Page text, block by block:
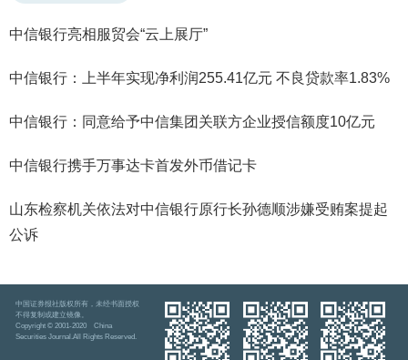
中信银行亮相服贸会“云上展厅”
中信银行：上半年实现净利润255.41亿元 不良贷款率1.83%
中信银行：同意给予中信集团关联方企业授信额度10亿元
中信银行携手万事达卡首发外币借记卡
山东检察机关依法对中信银行原行长孙德顺涉嫌受贿案提起
公诉
中国证券报社版权所有，未经书面授权
不得复制或建立镜像。
Copyright © 2001-2020 China
Securities Journal.All Rights Reserved.